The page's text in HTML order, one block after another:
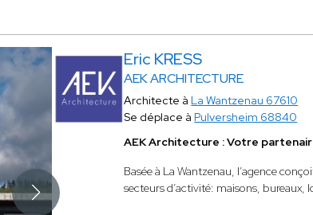
Eric KRESS
AEK ARCHITECTURE
Architecte à La Wantzenau 67610
Se déplace à Pulversheim 68840
AEK Architecture : Votre
Basée à La Wantzenau, l’agence
secteurs d’activité: maisons,